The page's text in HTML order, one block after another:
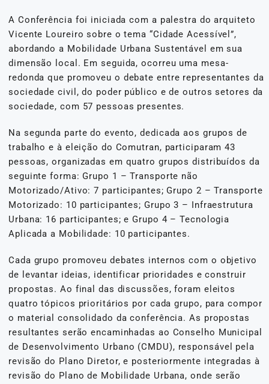
A Conferência foi iniciada com a palestra do arquiteto
Vicente Loureiro sobre o tema “Cidade Acessível”,
abordando a Mobilidade Urbana Sustentável em sua
dimensão local. Em seguida, ocorreu uma mesa-
redonda que promoveu o debate entre representantes da
sociedade civil, do poder público e de outros setores da
sociedade, com 57 pessoas presentes.
Na segunda parte do evento, dedicada aos grupos de
trabalho e à eleição do Comutran, participaram 43
pessoas, organizadas em quatro grupos distribuídos da
seguinte forma: Grupo 1 – Transporte não
Motorizado/Ativo: 7 participantes; Grupo 2 – Transporte
Motorizado: 10 participantes; Grupo 3 – Infraestrutura
Urbana: 16 participantes; e Grupo 4 – Tecnologia
Aplicada a Mobilidade: 10 participantes.
Cada grupo promoveu debates internos com o objetivo
de levantar ideias, identificar prioridades e construir
propostas. Ao final das discussões, foram eleitos
quatro tópicos prioritários por cada grupo, para compor
o material consolidado da conferência. As propostas
resultantes serão encaminhadas ao Conselho Municipal
de Desenvolvimento Urbano (CMDU), responsável pela
revisão do Plano Diretor, e posteriormente integradas à
revisão do Plano de Mobilidade Urbana, onde serão